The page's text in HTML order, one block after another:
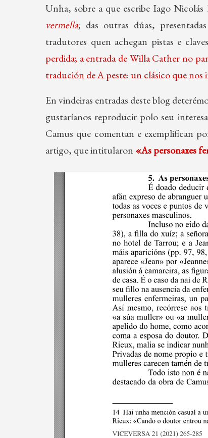
Unha, sobre a que escribe Iago Nicolás
vermella; das outras dúas,
tradutores quen achegan pistas e
perdida; a entrada de Willa Cather no
tradución de A peste: un clásico que nos
En vindeiras entradas deste blog
gustaríanos reproducir polo seu
Camus que comentan e exemplifican
artigo, que intitularon «As personaxes